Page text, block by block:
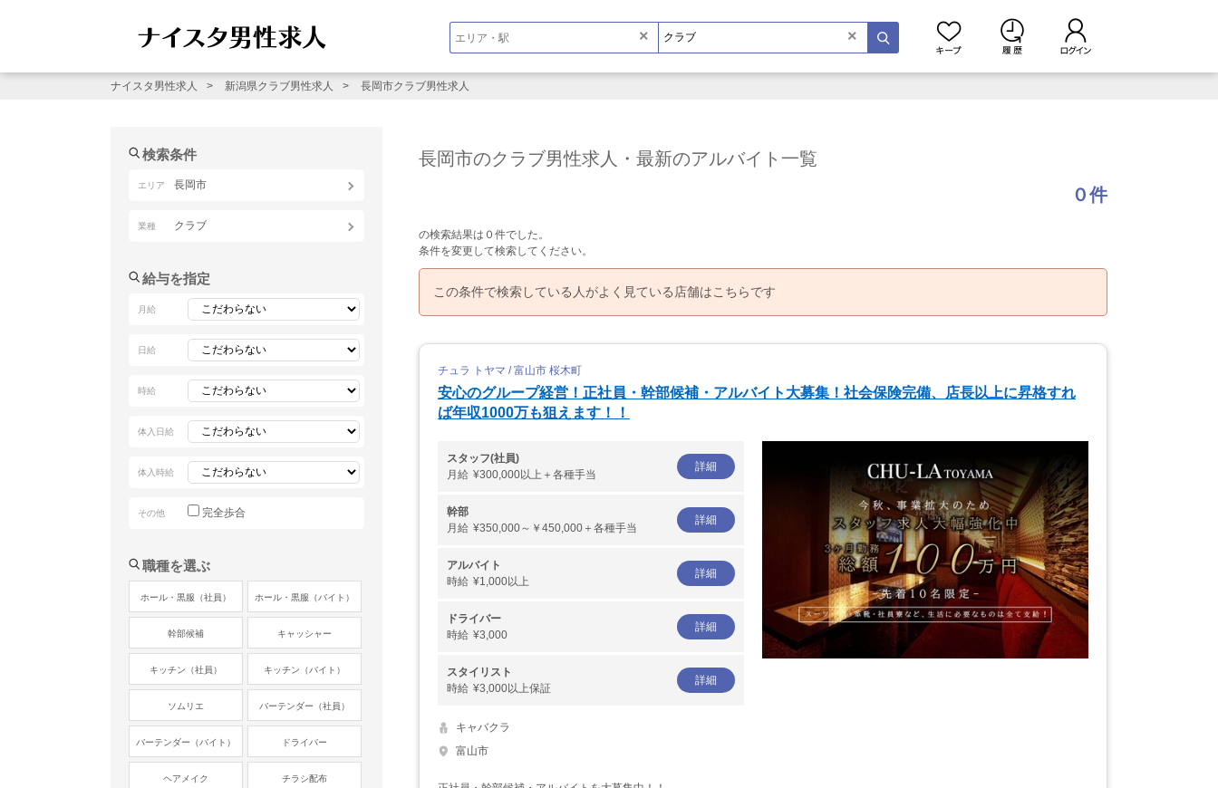
× ×
ナイスタ男性求人 新潟県クラブ男性求人 長岡市クラブ男性求人
長岡市のクラブ男性求人・最新のアルバイト一覧
０件
の検索結果は０件でした。
条件を変更して検索してください。
この条件で検索している人がよく見ている店舗はこちらです
チュラ トヤマ / 富山市 桜木町
安心のグループ経営！正社員・幹部候補・アルバイト大募集！社会保険完備、店長以上に昇格すれ
ば年収1000万も狙えます！！
スタッフ(社員)
月給 ¥300,000以上＋各種手当
詳細
幹部
月給 ¥350,000～￥450,000＋各種手当
詳細
アルバイト
時給 ¥1,000以上
詳細
ドライバー
時給 ¥3,000
詳細
スタイリスト
時給 ¥3,000以上保証
詳細
キャバクラ
富山市
検索条件
エリア 長岡市
業種 クラブ
給与を指定
月給
日給
時給
体入日給
体入時給
その他 完全歩合
職種を選ぶ
ホール・黒服（社員） ホール・黒服（バイト）
幹部候補 キャッシャー
キッチン（社員） キッチン（バイト）
ソムリエ バーテンダー（社員）
バーテンダー（バイト） ドライバー
ヘアメイク チラシ配布